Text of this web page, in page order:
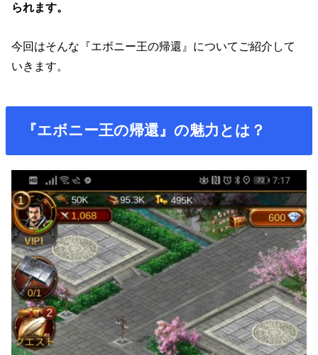
られます。
今回はそんな『エボニー王の帰還』についてご紹介して
いきます。
『エボニー王の帰還』の魅力とは？